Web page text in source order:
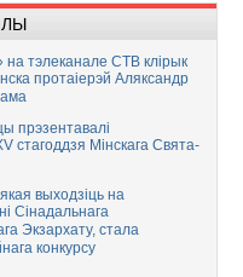
тэлеканале СТВ клірык
протаіерэй Аляксандр
прэзентавалі
стагоддзя Мінскага Свята-
выходзіць на
Сінадальнага
Экзархату, стала
конкурсу